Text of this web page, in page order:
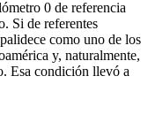
0 de referencia
Si de referentes
como uno de los
y, naturalmente,
Esa condición llevó a